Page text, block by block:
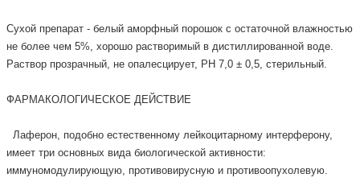
Сухой препарат - белый аморфный порошок с остаточной влажностью
не более чем 5%, хорошо растворимый в дистиллированной воде.
Раствор прозрачный, не опалесцирует, РН 7,0 ± 0,5, стерильный.
ФАРМАКОЛОГИЧЕСКОЕ ДЕЙСТВИЕ
Лаферон, подобно естественному лейкоцитарному интерферону,
имеет три основных вида биологической активности:
иммуномодулирующую, противовирусную и противоопухолевую.